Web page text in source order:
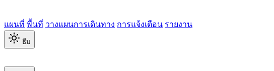
แผนที่ พื้นที่ วางแผนการเดินทาง การแจ้งเตือน รายงาน
ธีม